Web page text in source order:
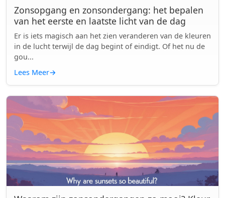
Zonsopgang en zonsondergang: het bepalen
van het eerste en laatste licht van de dag
Er is iets magisch aan het zien veranderen van de kleuren
in de lucht terwijl de dag begint of eindigt. Of het nu de
gou...
Lees Meer→